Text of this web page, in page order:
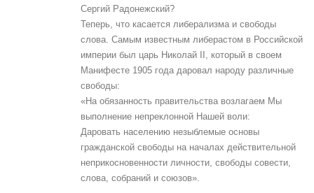
Сергий Радонежский?
Теперь, что касается либерализма и свободы
слова. Самым известным либерастом в Российской
империи был царь Николай II, который в своем
Манифесте 1905 года даровал народу различные
свободы:
«На обязанность правительства возлагаем Мы
выполнение непреклонной Нашей воли:
Даровать населению незыблемые основы
гражданской свободы на началах действительной
неприкосновенности личности, свободы совести,
слова, собраний и союзов».